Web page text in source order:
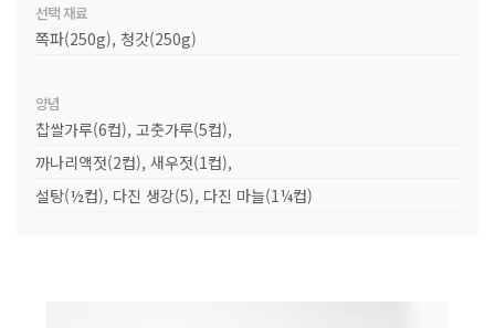
선택 재료
쪽파(250g), 청갓(250g)
양념
찹쌀가루(6컵), 고춧가루(5컵),
까나리액젓(2컵), 새우젓(1컵),
설탕(½컵), 다진 생강(5), 다진 마늘(1¼컵)